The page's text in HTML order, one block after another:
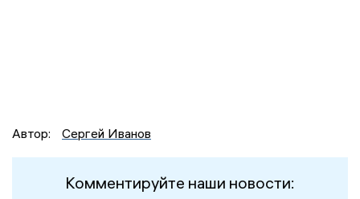
Автор: Сергей Иванов
Комментируйте наши новости: